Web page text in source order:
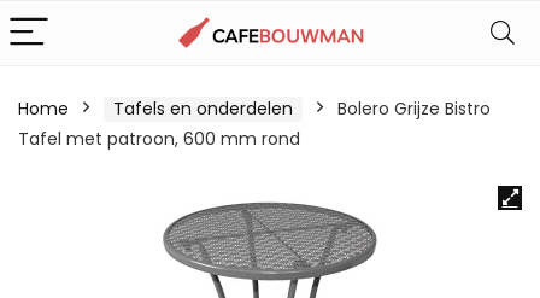
Home Tafels en onderdelen
Bolero Grijze Bistro
Tafel met patroon, 600 mm rond